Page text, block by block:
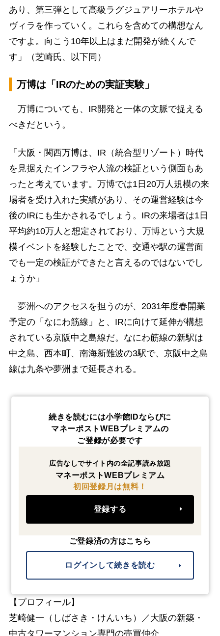
あり、第三弾として高級ラグジュアリーホテルや
ヴィラを作っていく。これらを含めての構想なん
ですよ。向こう10年以上はまだ開発が続くんで
す」（芝崎氏、以下同）
万博は「IRのための実証実験」
万博についても、IR開発と一体の文脈で捉える
べきだという。
「大阪・関西万博は、IR（統合型リゾート）時代
を見据えたインフラや人流の検証という側面もあ
ったと考えています。万博では1日20万人規模の来
場者を受け入れた実績があり、その運営経験は今
後のIRにも生かされるでしょう。IRの来場者は1日
平均約10万人と想定されており、万博という大規
模イベントを経験したことで、交通や駅の運営面
でも一定の検証ができたと言えるのではないでし
ょうか」
夢洲へのアクセスを担うのが、2031年度春開業
予定の「なにわ筋線」と、IRに向けて延伸が構想
されている京阪中之島線だ。なにわ筋線の新駅は
中之島、西本町、南海新難波の3駅で、京阪中之島
線は九条や夢洲まで延長される。
続きを読むには小学館IDならびに
マネーポストWEBプレミアムの
ご登録が必要です
広告なしでサイト内の全記事読み放題
マネーポストWEBプレミアム
初回登録月は無料！
登録する
ご登録済の方はこちら
ログインして続きを読む
【プロフィール】
芝崎健一（しばさき・けんいち）／大阪の新築・
中古タワーマンション専門の売買仲介